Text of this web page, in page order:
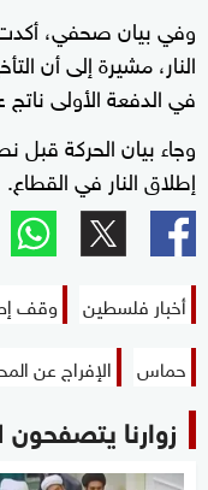
وفي بيان صحفي،
النار، مشيرة إلى أن
في الدفعة الأولى
وجاء بيان الحركة
إطلاق النار في القطاع.
أخبار فلسطين وقف
حماس
الإفراج عن
زوارنا يتصفحون